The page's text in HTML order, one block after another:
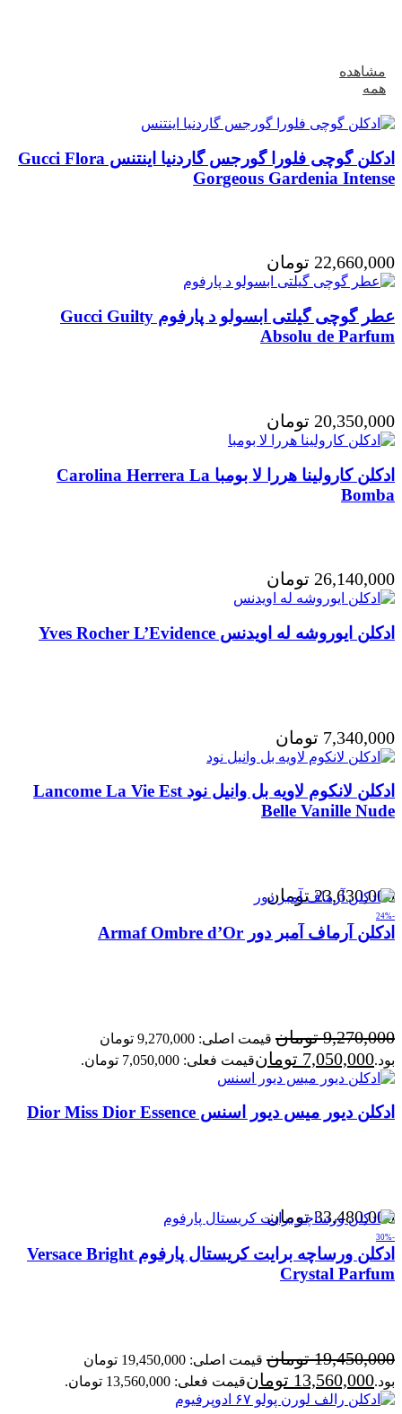
مشاهده
همه
ادکلن گوچی فلورا گورجس گاردنیا اینتنس Gucci Flora
Gorgeous Gardenia Intense
22,660,000 تومان
عطر گوچی گیلتی ابسولو د پارفوم Gucci Guilty
Absolu de Parfum
20,350,000 تومان
ادکلن کارولینا هررا لا بومبا Carolina Herrera La
Bomba
26,140,000 تومان
ادکلن ایوروشه له اویدنس Yves Rocher L’Evidence
7,340,000 تومان
ادکلن لانکوم لاویه بل وانیل نود Lancome La Vie Est
Belle Vanille Nude
23,630,000 تومان
-24%
ادکلن آرماف آمبر دور Armaf Ombre d’Or
9,270,000 تومان
قیمت اصلی: 9,270,000 تومان
بود.7,050,000 تومانقیمت فعلی: 7,050,000 تومان.
ادکلن دیور میس دیور اسنس Dior Miss Dior Essence
33,480,000 تومان
-30%
ادکلن ورساچه برایت کریستال پارفوم Versace Bright
Crystal Parfum
19,450,000 تومان
قیمت اصلی: 19,450,000 تومان
بود.13,560,000 تومانقیمت فعلی: 13,560,000 تومان.